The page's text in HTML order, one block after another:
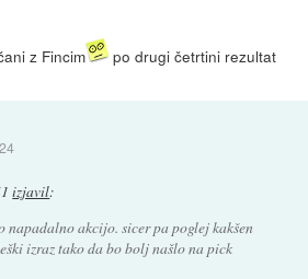
z Fincim
po drugi četrtini rezultat
izjavil:
napadalno akcijo. sicer pa poglej kakšen
izraz tako da bo bolj našlo na pick